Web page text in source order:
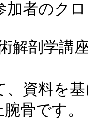
加者のク
解剖学講
、資料を
骨です。